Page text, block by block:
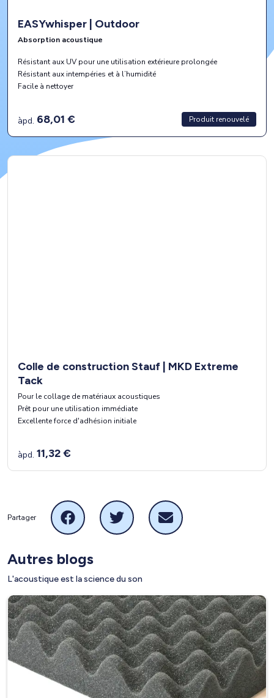
EASYwhisper | Outdoor
Absorption acoustique
Résistant aux UV pour une utilisation extérieure prolongée
Résistant aux intempéries et à l’humidité
Facile à nettoyer
Produit renouvelé
àpd. 68,01 €
Colle de construction Stauf | MKD Extreme
Tack
Pour le collage de matériaux acoustiques
Prêt pour une utilisation immédiate
Excellente force d'adhésion initiale
àpd. 11,32 €
Partager
Autres blogs
L'acoustique est la science du son